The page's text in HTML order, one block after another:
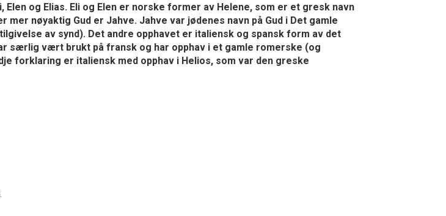
og Elias. Eli og Elen er norske former av Helene, som er et gresk navn
nøyaktig Gud er Jahve. Jahve var jødenes navn på Gud i Det gamle
av synd). Det andre opphavet er italiensk og spansk form av det
særlig vært brukt på fransk og har opphav i et gamle romerske (og
forklaring er italiensk med opphav i Helios, som var den greske